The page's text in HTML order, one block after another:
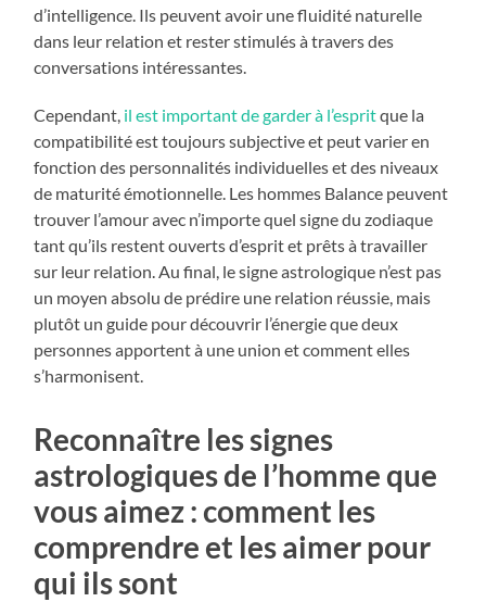
d’intelligence. Ils peuvent avoir une fluidité naturelle
dans leur relation et rester stimulés à travers des
conversations intéressantes.
Cependant, il est important de garder à l’espritque la
compatibilité est toujours subjective et peut varier en
fonction des personnalités individuelles et des niveaux
de maturité émotionnelle. Les hommes Balance peuvent
trouver l’amour avec n’importe quel signe du zodiaque
tant qu’ils restent ouverts d’esprit et prêts à travailler
sur leur relation. Au final, le signe astrologique n’est pas
un moyen absolu de prédire une relation réussie, mais
plutôt un guide pour découvrir l’énergie que deux
personnes apportent à une union et comment elles
s’harmonisent.
Reconnaître les signes
astrologiques de l’homme que
vous aimez : comment les
comprendre et les aimer pour
qui ils sont